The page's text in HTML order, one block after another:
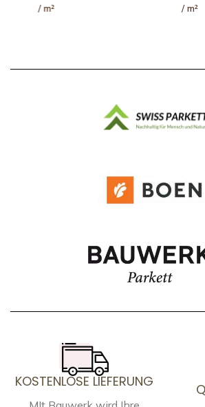
KOSTENLOSE LIEFERUNG